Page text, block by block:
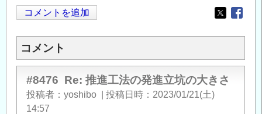
コメントを追加
Opens in
コメント
#8476 Re: 推進工法の発進立坑の大きさ
投稿者 yoshibo 投稿日時
2023/01/21(土)
14:57